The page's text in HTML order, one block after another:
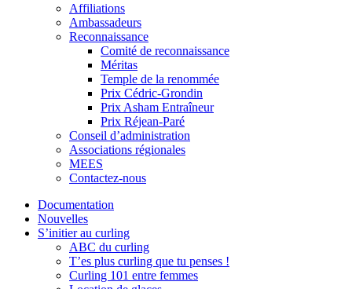
Affiliations
Ambassadeurs
Reconnaissance
Comité de reconnaissance
Méritas
Temple de la renommée
Prix Cédric-Grondin
Prix Asham Entraîneur
Prix Réjean-Paré
Conseil d’administration
Associations régionales
MEES
Contactez-nous
Documentation
Nouvelles
S’initier au curling
ABC du curling
T’es plus curling que tu penses !
Curling 101 entre femmes